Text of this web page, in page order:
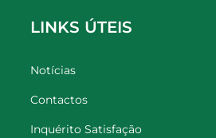
LINKS ÚTEIS
Notícias
Contactos
Inquérito Satisfação